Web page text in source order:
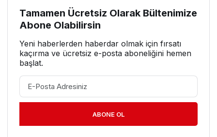
Tamamen Ücretsiz Olarak Bültenimize
Abone Olabilirsin
Yeni haberlerden haberdar olmak için fırsatı
kaçırma ve ücretsiz e-posta aboneliğini hemen
başlat.
ABONE OL